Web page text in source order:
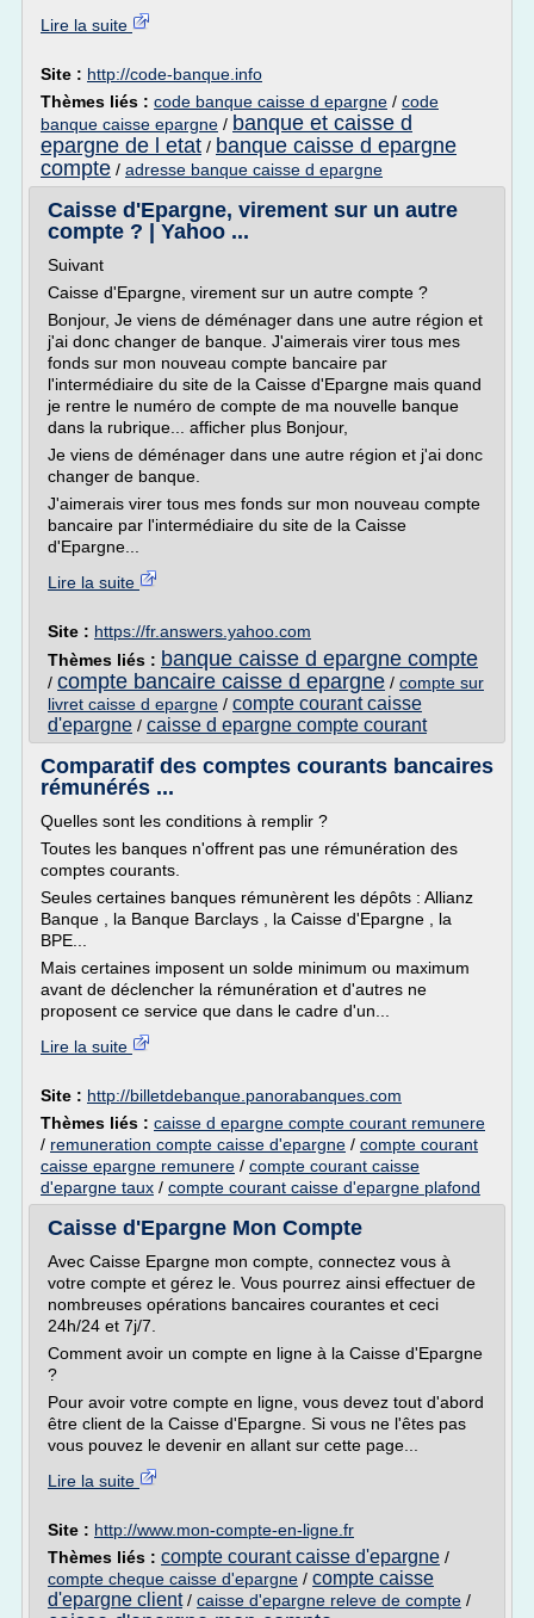
Lire la suite
Site : http://code-banque.info
Thèmes liés : code banque caisse d epargne / code
banque caisse epargne / banque et caisse d
epargne de l etat / banque caisse d epargne
compte / adresse banque caisse d epargne
Caisse d'Epargne, virement sur un autre
compte ? | Yahoo ...
Suivant
Caisse d'Epargne, virement sur un autre compte ?
Bonjour, Je viens de déménager dans une autre région et
j'ai donc changer de banque. J'aimerais virer tous mes
fonds sur mon nouveau compte bancaire par
l'intermédiaire du site de la Caisse d'Epargne mais quand
je rentre le numéro de compte de ma nouvelle banque
dans la rubrique... afficher plus Bonjour,
Je viens de déménager dans une autre région et j'ai donc
changer de banque.
J'aimerais virer tous mes fonds sur mon nouveau compte
bancaire par l'intermédiaire du site de la Caisse
d'Epargne...
Lire la suite
Site : https://fr.answers.yahoo.com
Thèmes liés : banque caisse d epargne compte
/ compte bancaire caisse d epargne / compte sur
livret caisse d epargne / compte courant caisse
d'epargne / caisse d epargne compte courant
Comparatif des comptes courants bancaires
rémunérés ...
Quelles sont les conditions à remplir ?
Toutes les banques n'offrent pas une rémunération des
comptes courants.
Seules certaines banques rémunèrent les dépôts : Allianz
Banque , la Banque Barclays , la Caisse d'Epargne , la
BPE...
Mais certaines imposent un solde minimum ou maximum
avant de déclencher la rémunération et d'autres ne
proposent ce service que dans le cadre d'un...
Lire la suite
Site : http://billetdebanque.panorabanques.com
Thèmes liés : caisse d epargne compte courant remunere
/ remuneration compte caisse d'epargne / compte courant
caisse epargne remunere / compte courant caisse
d'epargne taux / compte courant caisse d'epargne plafond
Caisse d'Epargne Mon Compte
Avec Caisse Epargne mon compte, connectez vous à
votre compte et gérez le. Vous pourrez ainsi effectuer de
nombreuses opérations bancaires courantes et ceci
24h/24 et 7j/7.
Comment avoir un compte en ligne à la Caisse d'Epargne
?
Pour avoir votre compte en ligne, vous devez tout d'abord
être client de la Caisse d'Epargne. Si vous ne l'êtes pas
vous pouvez le devenir en allant sur cette page...
Lire la suite
Site : http://www.mon-compte-en-ligne.fr
Thèmes liés : compte courant caisse d'epargne /
compte cheque caisse d'epargne / compte caisse
d'epargne client/ caisse d'epargne releve de compte /